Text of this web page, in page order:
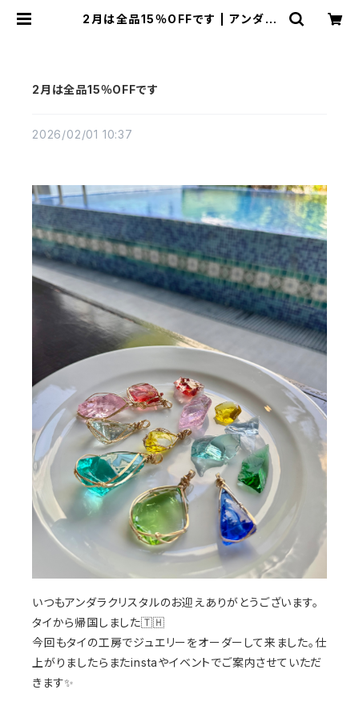
2月は全品15％OFFです | アンダラ
2月は全品15％OFFです
2026/02/01 10:37
いつもアンダラクリスタルのお迎えありがとうございます。
タイから帰国しました🇹🇭
今回もタイの工房でジュエリーをオーダーして来ました。仕
上がりましたらまたinstaやイベントでご案内させていただ
きます✨